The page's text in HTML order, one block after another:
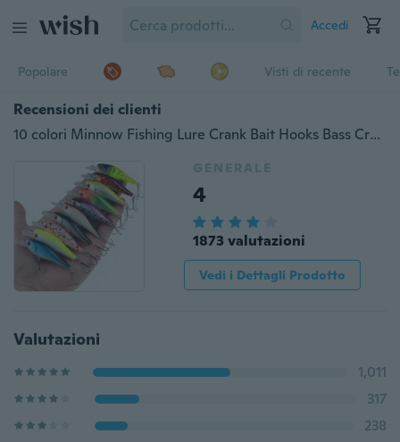
Accedi
Popolare Visti di recente
Recensioni dei clienti
10 colori Minnow Fishing Lure Crank Bait Hooks Bass Crankbait Tackle 6.5cm / 4.8g
GENERALE
4
1873 valutazioni
Vedi i Dettagli Prodotto
Valutazioni
1,011
317
238